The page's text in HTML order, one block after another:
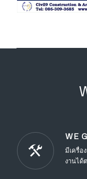
WE
มีเครื่อ
งานได้